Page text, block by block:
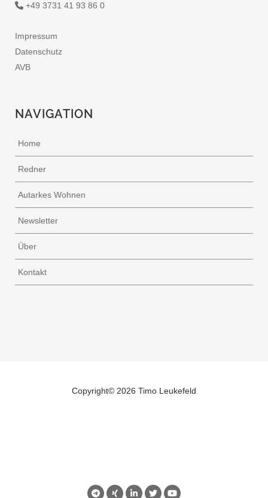
+49 3731 41 93 86 0
Impressum
Datenschutz
AVB
NAVIGATION
Home
Redner
Autarkes Wohnen
Newsletter
Über
Kontakt
Copyright© 2026 Timo Leukefeld